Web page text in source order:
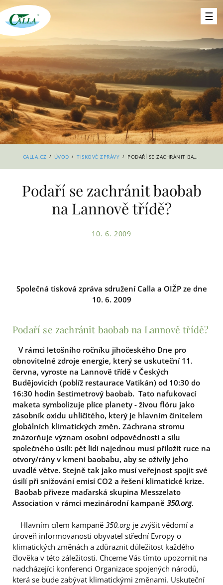
CALLA.CZ / ÚVOD / TISKOVÉ ZPRÁVY / PODAŘÍ SE ZACHRÁNIT BAOBAB NA LANNOVĚ TŘÍDĚ?
Podaří se zachránit baobab
na Lannově třídě?
10. 6. 2009
Společná tisková zpráva sdružení Calla a OIŽP ze dne
10. 6. 2009
Podaří se zachránit baobab na Lannově třídě?
V rámci letošního ročníku jihočeského Dne pro
obnovitelné zdroje energie, který se uskuteční 11.
června, vyroste na Lannově třídě v Českých
Budějovicích (poblíž restaurace Vatikán) od 10:30 do
16:30 hodin šestimetrový baobab. Tato nafukovací
maketa symbolizuje plíce planety - živou flóru jako
zásobník oxidu uhličitého, který je hlavním činitelem
globálních klimatických změn. Záchrana stromu
znázorňuje význam osobní odpovědnosti a sílu
společného úsilí: pět lidí najednou musí přiložit ruce na
otvory/rány v kmeni baobabu, aby se oživily jeho
uvadlé větve. Stejně tak jako musí veřejnost spojit své
úsilí při snižování emisí CO2 a řešení klimatické krize.
Baobab přiveze maďarská skupina Messzelato
Association v rámci mezinárodní kampaně 350.org.
Hlavním cílem kampaně 350.orgje zvýšit vědomí a
úroveň informovanosti obyvatel střední Evropy o
klimatických změnách a zdůraznit důležitost každého
člověka v této záležitosti. Chceme Vás tímto upozornit na
nadcházející konferenci Organizace spojených národů,
která se bude zabývat klimatickými změnami. Uskuteční